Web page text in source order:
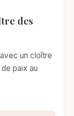
des
un cloître
paix au